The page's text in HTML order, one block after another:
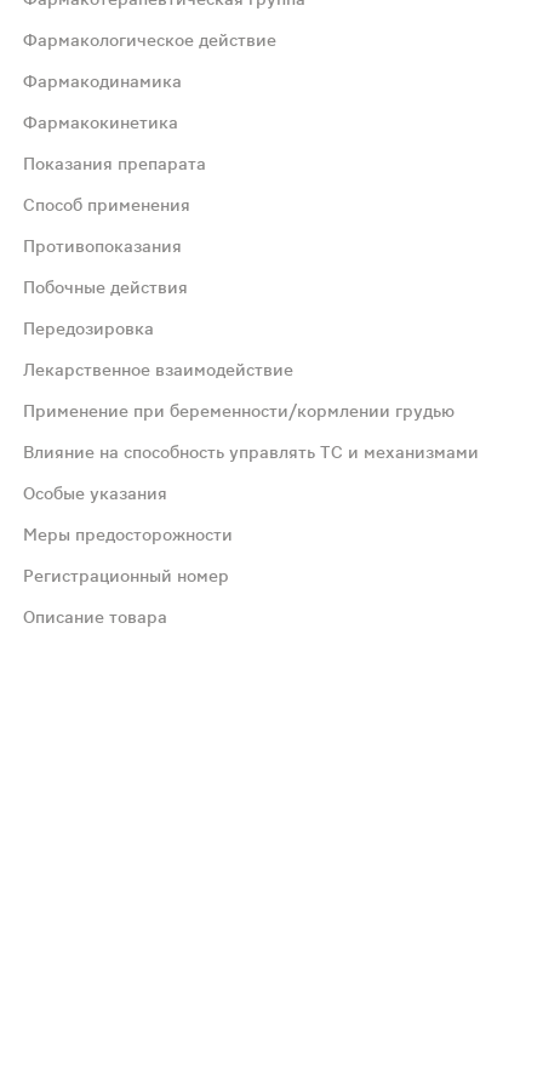
А2 в тромбоцитах;Антиагрегантный эффект
ацетилсалициловой кислоты
при наличии факторов риска
НПВП; кровоизлияние в головной мозг;
градацией: очень часто (с частотой
Фармакологическое действие
Фармакодинамика
Фармакокинетика
Показания препарата
Способ применения
Противопоказания
Побочные действия
Передозировка
Лекарственное взаимодействие
Применение при беременности/кормлении грудью
Влияние на способность управлять ТС и механизмами
Особые указания
Меры предосторожности
Регистрационный номер
Описание товара